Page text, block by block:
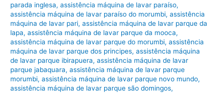
parada inglesa,assistência máquina de lavar paraíso,
assistência máquina de lavar paraíso do morumbi,assistência
máquina de lavar pari,assistência máquina de lavar parque da
lapa,assistência máquina de lavar parque da mooca,
assistência máquina de lavar parque do morumbi,assistência
máquina de lavar parque dos principes,assistência máquina
de lavar parque ibirapuera,assistência máquina de lavar
parque jabaquara,assistência máquina de lavar parque
morumbi,assistência máquina de lavar parque novo mundo,
assistência máquina de lavar parque são domingos,